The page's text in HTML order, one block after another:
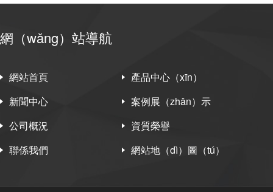
網（wǎng）站導航
網站首頁
產品中心（xīn）
新聞中心
案例展（zhǎn）示
公司概況
資質榮譽
聯係我們
網站地（dì）圖（tú）